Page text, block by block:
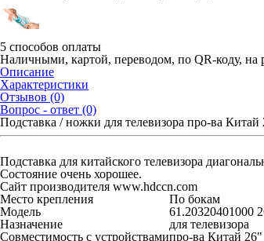
5 способов оплаты
Наличными, картой, переводом, по QR-коду, на
Описание
Характеристики
Отзывов (0)
Вопрос - ответ (0)
Подставка / ножки для телевизора про-ва
Подставка для китайского телевизора
Состояние очень хорошее.
Сайт производителя www.hdccn.com
Место крепления
По бокам
Модель
61.20320401000
Назначение
для телевизора
Совместимость с устройствамипро-ва Китай 26"